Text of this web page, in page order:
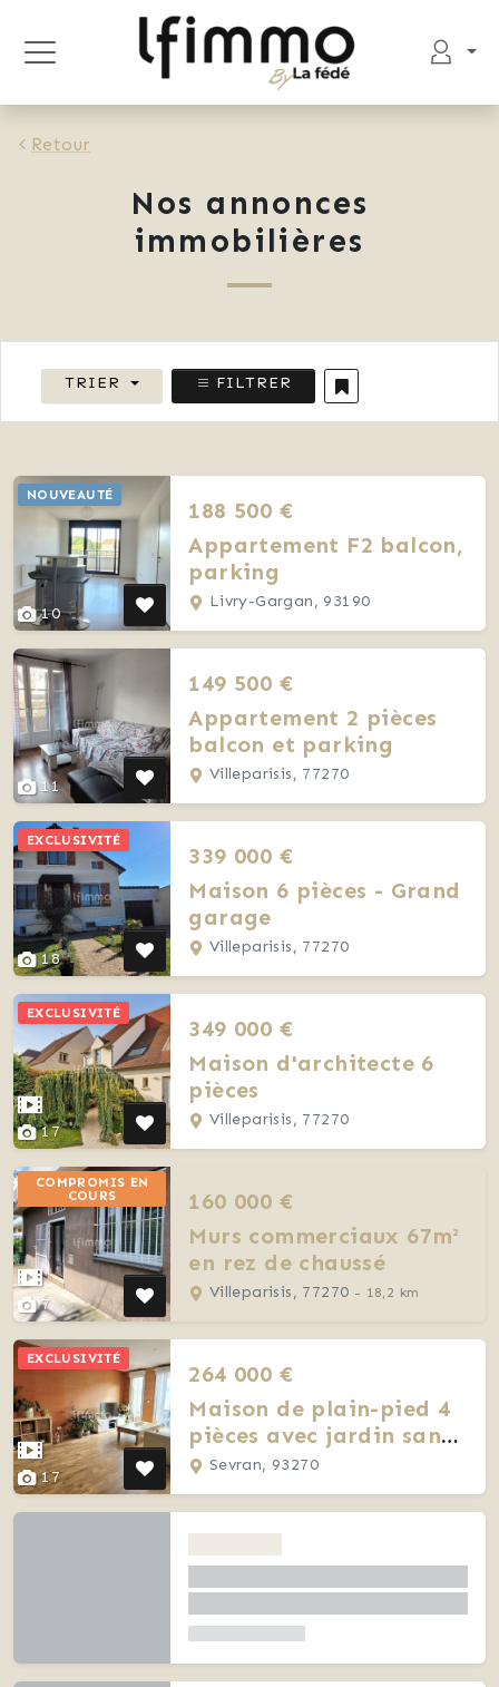
Retour
Nos annonces
immobilières
TRIER FILTRER
10
NOUVEAUTÉ
188 500 €
Appartement F2 balcon,
parking
Livry-Gargan, 93190
11
149 500 €
Appartement 2 pièces
balcon et parking
Villeparisis, 77270
18
EXCLUSIVITÉ
339 000 €
Maison 6 pièces - Grand
garage
Villeparisis, 77270
17
EXCLUSIVITÉ
349 000 €
Maison d'architecte 6
pièces
Villeparisis, 77270
7
COMPROMIS EN
COURS
160 000 €
Murs commerciaux 67m²
en rez de chaussé
Villeparisis, 77270 - 18,2 km
17
EXCLUSIVITÉ
264 000 €
Maison de plain-pied 4
pièces avec jardin sans
vis-à-vis
Sevran, 93270